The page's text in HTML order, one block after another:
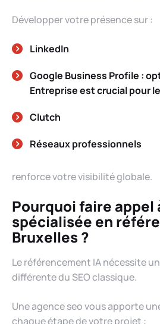
Développer votre présence sur :
LinkedIn
Google Business Profile :
Entreprise est crucial pour
Clutch
Réseaux professionnels
renforce votre visibilité globale.
Pourquoi faire appel
spécialisée en
Bruxelles ?
Le référencement IA nécessite
différente du SEO classique.
Une agence seo vous apporte
chaque étape de votre projet :